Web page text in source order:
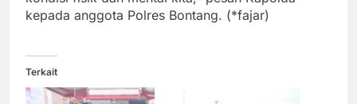
kepada anggota Polres Bontang. (*fajar)
Terkait